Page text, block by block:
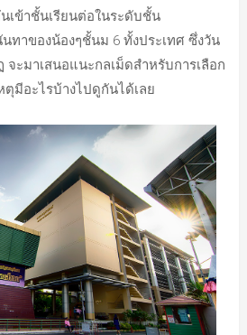
เข้าชั้นเรียนต่อในระดับชั้น
ทาของน้องๆชั้นม 6 ทั้งประเทศ ซึ่งวัน
ะมาเสนอแนะกลเม็ดสำหรับการเลือก
ตุมีอะไรบ้างไปดูกันได้เลย